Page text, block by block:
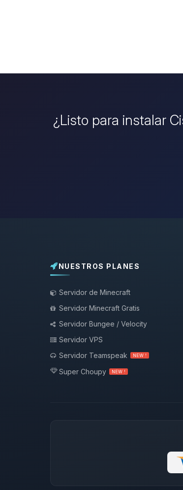
¿Listo para instalar
NUESTROS PLANES
Servidor de Minecraft
Servidor Minecraft Gratis
Servidor Bungee / Velocity
Servidor VPS
Servidor Teamspeak
NEW !
Super Choupy NEW !